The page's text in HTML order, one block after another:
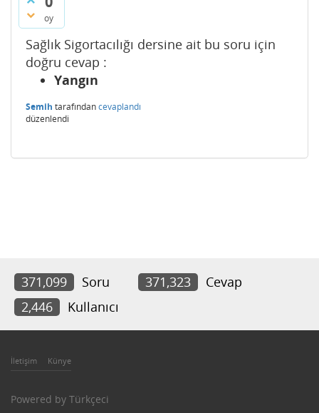
oy
Sağlık Sigortacılığı dersine ait bu soru için
doğru cevap :
Yangın
Semih tarafındancevaplandı
düzenlendi
371,099 Soru 371,323
Cevap
2,446
Kullanıcı
İletişim Künye
Powered by Türkçeci